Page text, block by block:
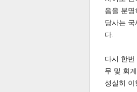
음을 분명
당사는
다.
다시 한
무 및 회
성실히 이